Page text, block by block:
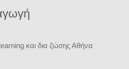
και δια ζώσης Αθήνα